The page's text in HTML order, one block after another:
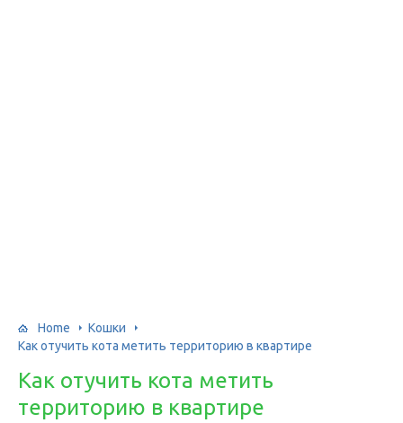
Home
Кошки
Как отучить кота метить территорию в квартире
Как отучить кота метить
территорию в квартире